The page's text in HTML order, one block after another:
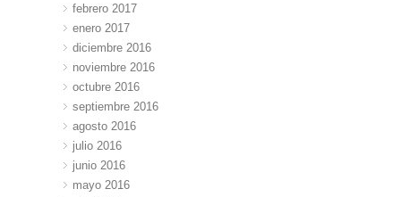
febrero 2017
enero 2017
diciembre 2016
noviembre 2016
octubre 2016
septiembre 2016
agosto 2016
julio 2016
junio 2016
mayo 2016